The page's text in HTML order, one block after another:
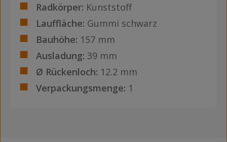
Radkörper: Kunststoff
Lauffläche: Gummi schwarz
Bauhöhe: 157 mm
Ausladung: 39 mm
Ø Rückenloch: 12.2 mm
Verpackungsmenge: 1